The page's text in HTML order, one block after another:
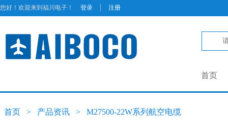
您好！欢迎来到福川电子！ 登录 | 注册
首页
首页 > 产品资讯 > M27500-22W系列航空电缆